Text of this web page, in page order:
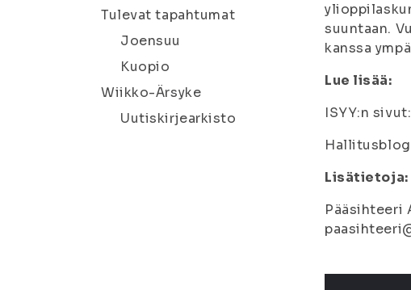
Tulevat tapahtumat
Joensuu
Kuopio
Wiikko-Ärsyke
Uutiskirjearkisto
suuntaan.
kanssa
Lue lisää:
ISYY:n
Lisätietoja:
Pääsihteeri